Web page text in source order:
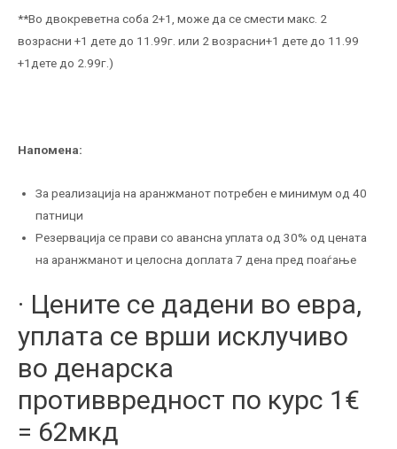
**Во двокреветна соба 2+1, може да се смести макс. 2
возрасни +1 дете до 11.99г. или 2 возрасни+1 дете до 11.99
+1дете до 2.99г.)
Напомена:
За реализација на аранжманот потребен е минимум од 40
патници
Резервација се прави со авансна уплата од 30% од цената
на аранжманот и целосна доплата 7 дена пред поаѓање
· Цените се дадени во евра,
уплата се врши исклучиво
во денарска
противвредност по курс 1€
= 62мкд